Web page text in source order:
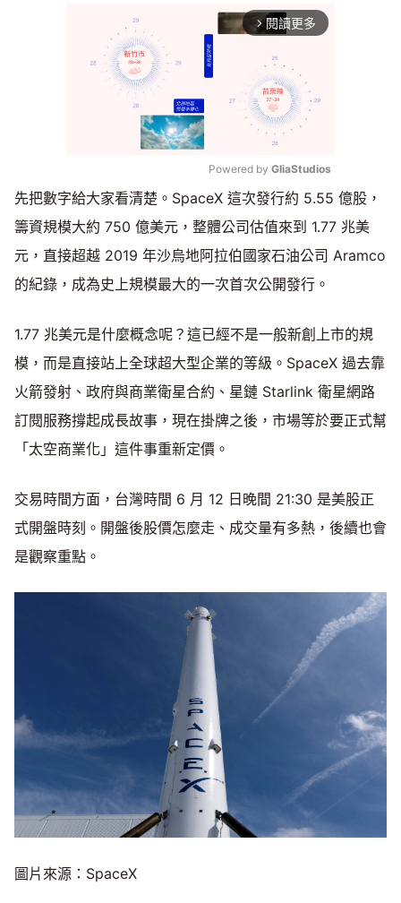
arrow_forward_ios 閱讀更多
Mute
Powered by GliaStudios
先把數字給大家看清楚。SpaceX 這次發行約 5.55 億股，
籌資規模大約 750 億美元，整體公司估值來到 1.77 兆美
元，直接超越 2019 年沙烏地阿拉伯國家石油公司 Aramco
的紀錄，成為史上規模最大的一次首次公開發行。
1.77 兆美元是什麼概念呢？這已經不是一般新創上市的規
模，而是直接站上全球超大型企業的等級。SpaceX 過去靠
火箭發射、政府與商業衛星合約、星鏈 Starlink 衛星網路
訂閱服務撐起成長故事，現在掛牌之後，市場等於要正式幫
「太空商業化」這件事重新定價。
交易時間方面，台灣時間 6 月 12 日晚間 21:30 是美股正
式開盤時刻。開盤後股價怎麼走、成交量有多熱，後續也會
是觀察重點。
圖片來源：SpaceX